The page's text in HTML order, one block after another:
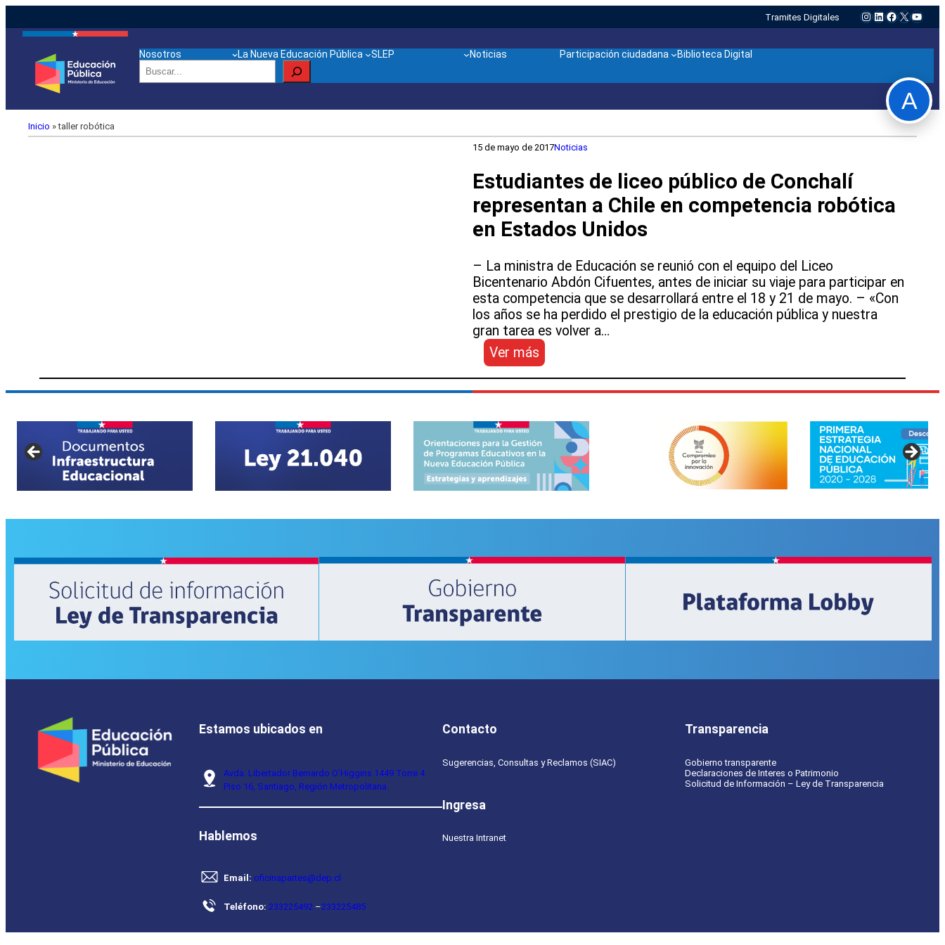
Tramites Digitales Instagram
LinkedIn
Facebook
X
Nosotros La Nueva Educación Pública SLEP Noticias Participación ciudadana
Biblioteca Digital
Buscar
Inicio »taller robótica
15 de mayo de 2017Noticias
Estudiantes de liceo público de Conchalí
representan a Chile en competencia robótica
en Estados Unidos
– La ministra de Educación se reunió con el equipo del Liceo
Bicentenario Abdón Cifuentes, antes de iniciar su viaje para participar en
esta competencia que se desarrollará entre el 18 y 21 de mayo. – «Con
los años se ha perdido el prestigio de la educación pública y nuestra
gran tarea es volver a…
Ver más
Estudiantes
de
Conchalí
representan
en
Estamos ubicados en
Avda. Libertador Bernardo O’Higgins 1449 Torre 4
Piso 16, Santiago, Región Metropolitana.
Hablemos
Email: oficinapartes@dep.cl
Teléfono: 233225492 –233225485
Contacto
Sugerencias, Consultas y Reclamos (SIAC)
Ingresa
Nuestra Intranet
Transparencia
Gobierno transparente
Declaraciones de Interes o Patrimonio
Solicitud de Información – Ley de Transparencia
A